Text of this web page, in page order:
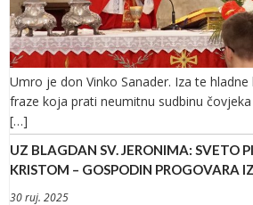
Umro je don Vinko Sanader. Iza te
fraze koja prati neumitnu sudbinu
[…]
UZ BLAGDAN SV. JERONIMA: SVETO
KRISTOM – GOSPODIN PROGOVARA
30 ruj. 2025